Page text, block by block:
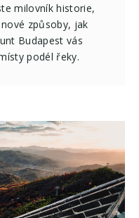
milovník historie,
způsoby, jak
Budapest vás
podél řeky.